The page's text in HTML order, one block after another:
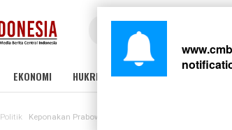
EKONOMI HUKRIM PERISTIWA
Politik Keponakan Prabowo Didukung PDIP di Pilkada